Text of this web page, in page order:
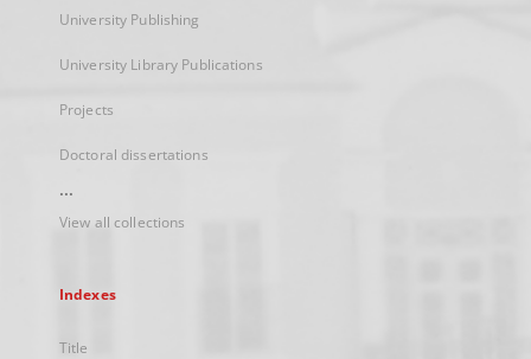
University Publishing
University Library Publications
Projects
Doctoral dissertations
...
View all collections
Indexes
Title